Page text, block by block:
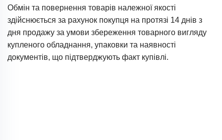
Обмін та повернення товарів належної якості
здійснюється за рахунок покупця на протязі 14 днів з
дня продажу за умови збереження товарного вигляду
купленого обладнання, упаковки та наявності
документів, що підтверджують факт купівлі.